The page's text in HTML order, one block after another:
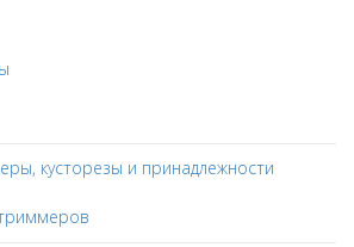
кусторезы и принадлежности